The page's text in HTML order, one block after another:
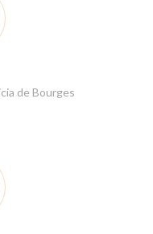
de Bourges